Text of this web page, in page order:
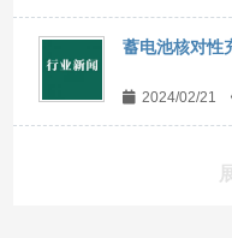
蓄电池核对性
2024/02/21